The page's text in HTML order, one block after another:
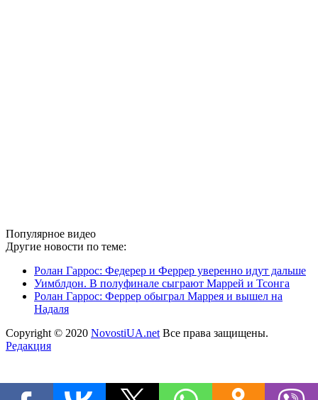
Популярное видео
Другие новости по теме:
Ролан Гаррос: Федерер и Феррер уверенно идут дальше
Уимблдон. В полуфинале сыграют Маррей и Тсонга
Ролан Гаррос: Феррер обыграл Маррея и вышел на
Надаля
Copyright © 2020 NovostiUA.net Все права защищены.
Редакция